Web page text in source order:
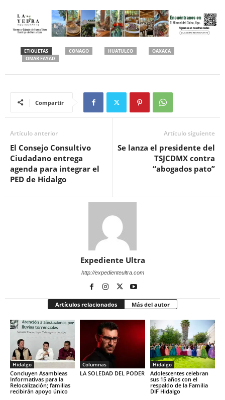
ETIQUETAS CONAGO HUATULCO
OAXACA
OMAR FAYAD
Compartir
Artículo anterior
El Consejo Consultivo
Ciudadano entrega
agenda para integrar el
PED de Hidalgo
Artículo siguiente
Se lanza el presidente del
TSJCDMX contra
“abogados pato”
Expediente Ultra
http://expedienteultra.com
Artículos relacionados Más del autor
Hidalgo
Concluyen Asambleas
Informativas para la
Relocalización; familias
recibirán apoyo único
Columnas
LA SOLEDAD DEL PODER
Hidalgo
Adolescentes celebran
sus 15 años con el
respaldo de la Familia
DIF Hidalgo